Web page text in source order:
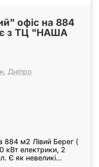
офіс на 884
з ТЦ "НАША
Дніпро
884 м2 Лівий Берег (
електрики, 2
Є як невеликі